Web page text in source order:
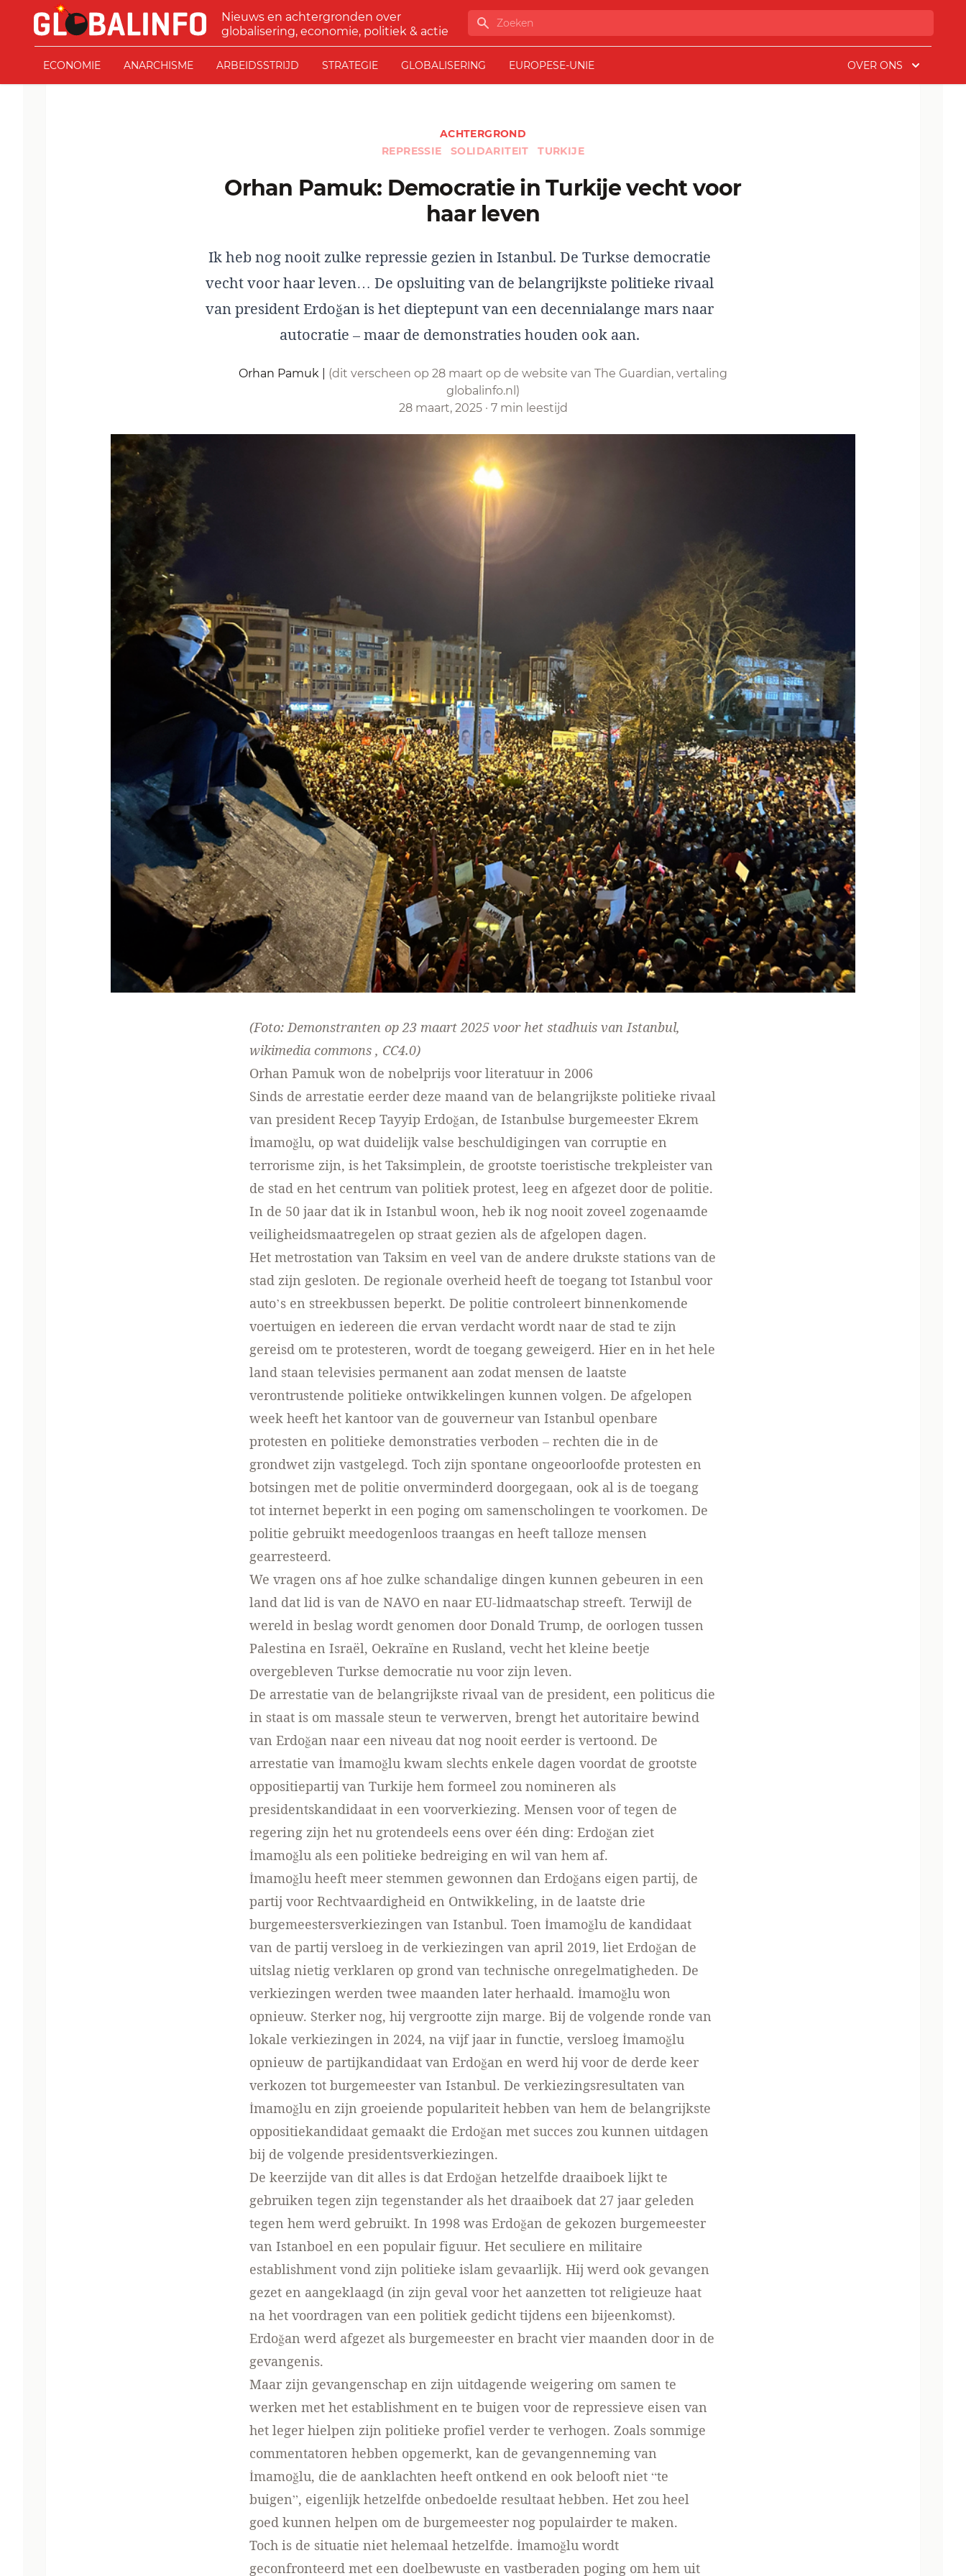
Ga naar de inhoud
GLOBALINFO
Nieuws en achtergronden over
globalisering, economie, politiek & actie
Zoeken
ECONOMIE ANARCHISME ARBEIDSSTRIJD STRATEGIE GLOBALISERING EUROPESE-UNIE OVER ONS
ACHTERGROND
REPRESSIE
SOLIDARITEIT TURKIJE
Orhan Pamuk: Democratie in Turkije vecht voor
haar leven
Ik heb nog nooit zulke repressie gezien in Istanbul. De Turkse democratie
vecht voor haar leven… De opsluiting van de belangrijkste politieke rivaal
van president Erdoğan is het dieptepunt van een decennialange mars naar
autocratie – maar de demonstraties houden ook aan.
Orhan Pamuk
(dit verscheen op 28 maart op de website van The Guardian, vertaling
globalinfo.nl)
28 maart, 2025 · 7 min leestijd
(Foto: Demonstranten op 23 maart 2025 voor het stadhuis van Istanbul,
wikimedia commons , CC4.0)
Orhan Pamuk won de nobelprijs voor literatuur in 2006
Sinds de arrestatie eerder deze maand van de belangrijkste politieke rivaal
van president Recep Tayyip Erdoğan, de Istanbulse burgemeester Ekrem
İmamoğlu, op wat duidelijk valse beschuldigingen van corruptie en
terrorisme zijn, is het Taksimplein, de grootste toeristische trekpleister van
de stad en het centrum van politiek protest, leeg en afgezet door de politie.
In de 50 jaar dat ik in Istanbul woon, heb ik nog nooit zoveel zogenaamde
veiligheidsmaatregelen op straat gezien als de afgelopen dagen.
Het metrostation van Taksim en veel van de andere drukste stations van de
stad zijn gesloten. De regionale overheid heeft de toegang tot Istanbul voor
auto’s en streekbussen beperkt. De politie controleert binnenkomende
voertuigen en iedereen die ervan verdacht wordt naar de stad te zijn
gereisd om te protesteren, wordt de toegang geweigerd. Hier en in het hele
land staan televisies permanent aan zodat mensen de laatste
verontrustende politieke ontwikkelingen kunnen volgen. De afgelopen
week heeft het kantoor van de gouverneur van Istanbul openbare
protesten en politieke demonstraties verboden – rechten die in de
grondwet zijn vastgelegd. Toch zijn spontane ongeoorloofde protesten en
botsingen met de politie onverminderd doorgegaan, ook al is de toegang
tot internet beperkt in een poging om samenscholingen te voorkomen. De
politie gebruikt meedogenloos traangas en heeft talloze mensen
gearresteerd.
We vragen ons af hoe zulke schandalige dingen kunnen gebeuren in een
land dat lid is van de NAVO en naar EU-lidmaatschap streeft. Terwijl de
wereld in beslag wordt genomen door Donald Trump, de oorlogen tussen
Palestina en Israël, Oekraïne en Rusland, vecht het kleine beetje
overgebleven Turkse democratie nu voor zijn leven.
De arrestatie van de belangrijkste rivaal van de president, een politicus die
in staat is om massale steun te verwerven, brengt het autoritaire bewind
van Erdoğan naar een niveau dat nog nooit eerder is vertoond. De
arrestatie van İmamoğlu kwam slechts enkele dagen voordat de grootste
oppositiepartij van Turkije hem formeel zou nomineren als
presidentskandidaat in een voorverkiezing. Mensen voor of tegen de
regering zijn het nu grotendeels eens over één ding: Erdoğan ziet
İmamoğlu als een politieke bedreiging en wil van hem af.
İmamoğlu heeft meer stemmen gewonnen dan Erdoğans eigen partij, de
partij voor Rechtvaardigheid en Ontwikkeling, in de laatste drie
burgemeestersverkiezingen van Istanbul. Toen İmamoğlu de kandidaat
van de partij versloeg in de verkiezingen van april 2019, liet Erdoğan de
uitslag nietig verklaren op grond van technische onregelmatigheden. De
verkiezingen werden twee maanden later herhaald. İmamoğlu won
opnieuw. Sterker nog, hij vergrootte zijn marge. Bij de volgende ronde van
lokale verkiezingen in 2024, na vijf jaar in functie, versloeg İmamoğlu
opnieuw de partijkandidaat van Erdoğan en werd hij voor de derde keer
verkozen tot burgemeester van Istanbul. De verkiezingsresultaten van
İmamoğlu en zijn groeiende populariteit hebben van hem de belangrijkste
oppositiekandidaat gemaakt die Erdoğan met succes zou kunnen uitdagen
bij de volgende presidentsverkiezingen.
De keerzijde van dit alles is dat Erdoğan hetzelfde draaiboek lijkt te
gebruiken tegen zijn tegenstander als het draaiboek dat 27 jaar geleden
tegen hem werd gebruikt. In 1998 was Erdoğan de gekozen burgemeester
van Istanboel en een populair figuur. Het seculiere en militaire
establishment vond zijn politieke islam gevaarlijk. Hij werd ook gevangen
gezet en aangeklaagd (in zijn geval voor het aanzetten tot religieuze haat
na het voordragen van een politiek gedicht tijdens een bijeenkomst).
Erdoğan werd afgezet als burgemeester en bracht vier maanden door in de
gevangenis.
Maar zijn gevangenschap en zijn uitdagende weigering om samen te
werken met het establishment en te buigen voor de repressieve eisen van
het leger hielpen zijn politieke profiel verder te verhogen. Zoals sommige
commentatoren hebben opgemerkt, kan de gevangenneming van
İmamoğlu, die de aanklachten heeft ontkend en ook belooft niet “te
buigen”, eigenlijk hetzelfde onbedoelde resultaat hebben. Het zou heel
goed kunnen helpen om de burgemeester nog populairder te maken.
Toch is de situatie niet helemaal hetzelfde. İmamoğlu wordt
geconfronteerd met een doelbewuste en vastberaden poging om hem uit